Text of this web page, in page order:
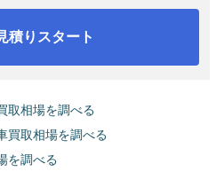
積りスタート
取相場を調べる
買取相場を調べる
を調べる